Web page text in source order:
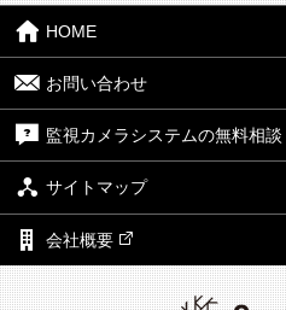
HOME
お問い合わせ
監視カメラシステムの無料相談
サイトマップ
会社概要